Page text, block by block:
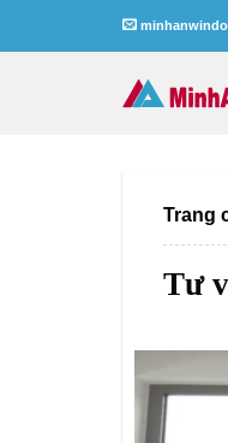
Trang
Tư